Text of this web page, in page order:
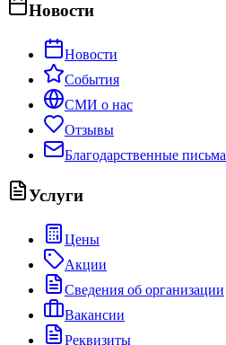
Новости
Новости
События
СМИ о нас
Отзывы
Благодарственные письма
Услуги
Цены
Акции
Сведения об организации
Вакансии
Реквизиты